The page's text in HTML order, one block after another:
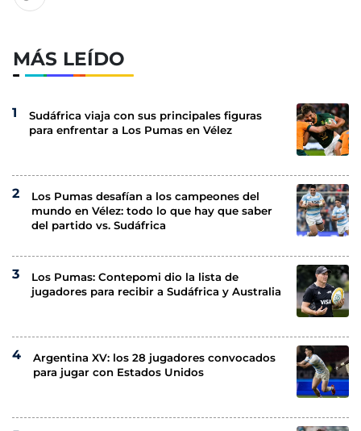
MÁS LEÍDO
Sudáfrica viaja con sus principales figuras
para enfrentar a Los Pumas en Vélez
Los Pumas desafían a los campeones del
mundo en Vélez: todo lo que hay que saber
del partido vs. Sudáfrica
Los Pumas: Contepomi dio la lista de
jugadores para recibir a Sudáfrica y Australia
Argentina XV: los 28 jugadores convocados
para jugar con Estados Unidos